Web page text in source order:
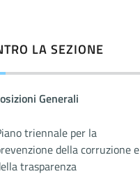
LA SEZIONE
Generali
triennale per la
della corruzione e
trasparenza